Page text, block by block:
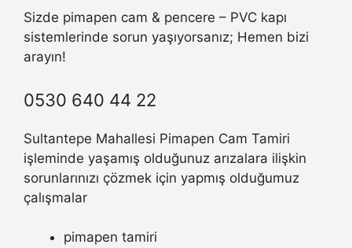
Sizde pimapen cam & pencere – PVC kapı
sistemlerinde sorun yaşıyorsanız; Hemen bizi
arayın!
0530 640 44 22
Sultantepe Mahallesi Pimapen Cam Tamiri
işleminde yaşamış olduğunuz arızalara ilişkin
sorunlarınızı çözmek için yapmış olduğumuz
çalışmalar
pimapen tamiri